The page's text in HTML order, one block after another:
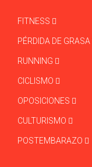
FITNESS
PÉRDIDA DE
RUNNING
CICLISMO
OPOSICIONES
CULTURISMO
POSTEMBARAZO